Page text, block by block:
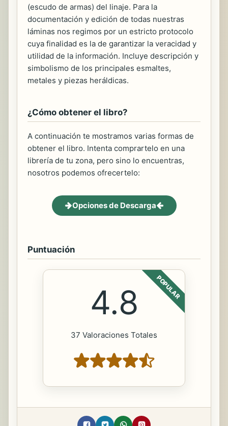
(escudo de armas) del linaje. Para la
documentación y edición de todas nuestras
láminas nos regimos por un estricto protocolo
cuya finalidad es la de garantizar la veracidad y
utilidad de la información. Incluye descripción y
simbolismo de los principales esmaltes,
metales y piezas heráldicas.
¿Cómo obtener el libro?
A continuación te mostramos varias formas de
obtener el libro. Intenta comprartelo en una
librería de tu zona, pero sino lo encuentras,
nosotros podemos ofrecertelo:
Opciones de Descarga
Puntuación
POPULAR
4.8
37 Valoraciones Totales